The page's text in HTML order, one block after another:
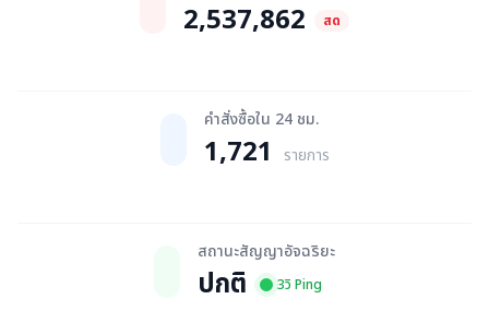
2,537,862 สด
คำสั่งซื้อใน 24 ชม.
1,721 รายการ
สถานะสัญญาอัจฉริยะ
ปกติ 3วิ Ping